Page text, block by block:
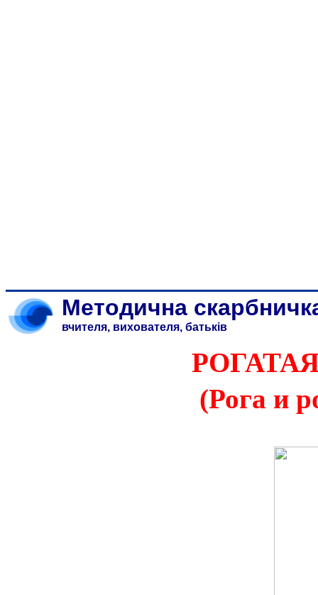
Методична
вчителя, вихователя, батьків
(Рога и